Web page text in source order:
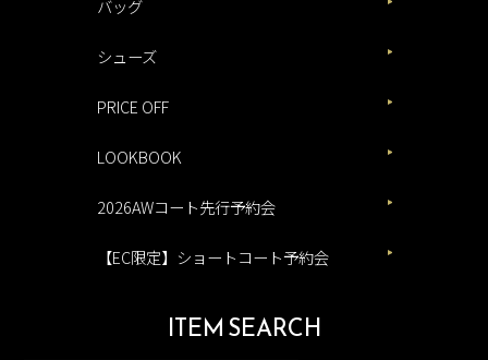
バッグ
シューズ
PRICE OFF
LOOKBOOK
2026AWコート先行予約会
【EC限定】ショートコート予約会
ITEM SEARCH